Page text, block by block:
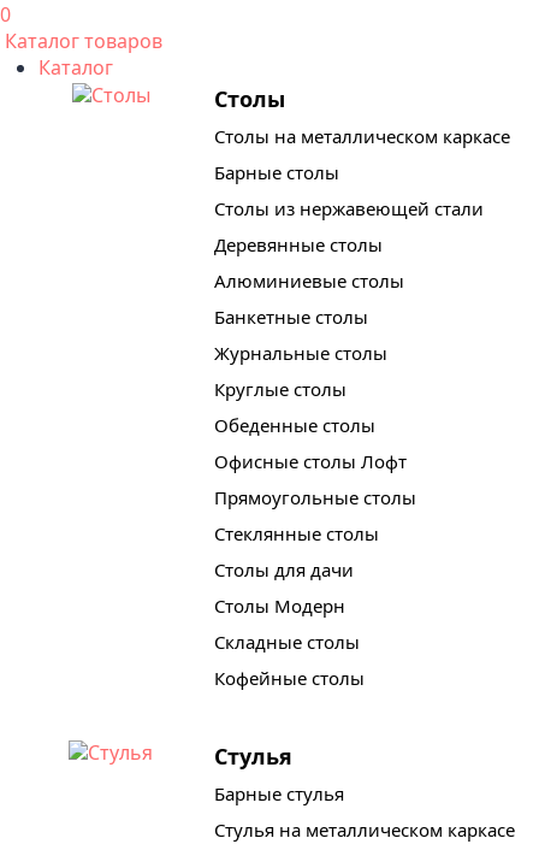
0
Каталог товаров
Каталог
Столы
Столы на металлическом каркасе
Барные столы
Столы из нержавеющей стали
Деревянные столы
Алюминиевые столы
Банкетные столы
Журнальные столы
Круглые столы
Обеденные столы
Офисные столы Лофт
Прямоугольные столы
Стеклянные столы
Столы для дачи
Столы Модерн
Складные столы
Кофейные столы
Стулья
Барные стулья
Стулья на металлическом каркасе